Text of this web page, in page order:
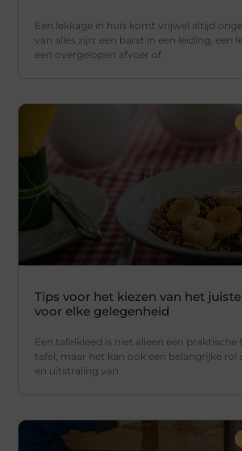
Een lekkage in huis komt vrijwel altijd
van alles zijn: een barst in een leiding, een
een overgelopen afvoer of
Tips voor het kiezen van het
voor elke gelegenheid
Een tafelkleed is niet alleen een
tafel, maar het kan ook een belangrijke rol
en uitstraling van